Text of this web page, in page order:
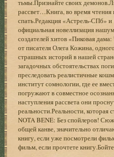
тьмы.Признайте своих
рассвет…Книга, во время чтения
спать.Редакция «Астрель-СПб»
официальная новеллизация
создателей хитов «Пиковая
от писателя Олега Кожина,
страшных историй в нашей
загадочных обстоятельствах
преследовать реалистичные
институт сомнологии, где ее
погружают в совместное
наступления рассвета они
реальности.Реальности,
NOTA BENE: Без спойлеров!
общей канве, значительно
книгу, если уже посмотрели
фильм, если прочтете